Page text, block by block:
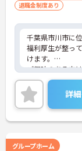
退職金制度あり
千葉県市川市に
福利厚生が整っ
けます。
ご興味のある方
詳
グループホーム